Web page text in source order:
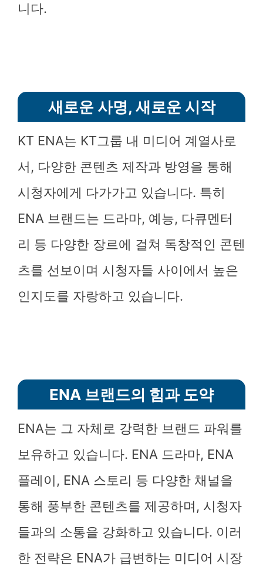
니다.
새로운 사명, 새로운 시작
KT ENA는 KT그룹 내 미디어 계열사로
서, 다양한 콘텐츠 제작과 방영을 통해
시청자에게 다가가고 있습니다. 특히
ENA 브랜드는 드라마, 예능, 다큐멘터
리 등 다양한 장르에 걸쳐 독창적인 콘텐
츠를 선보이며 시청자들 사이에서 높은
인지도를 자랑하고 있습니다.
ENA 브랜드의 힘과 도약
ENA는 그 자체로 강력한 브랜드 파워를
보유하고 있습니다. ENA 드라마, ENA
플레이, ENA 스토리 등 다양한 채널을
통해 풍부한 콘텐츠를 제공하며, 시청자
들과의 소통을 강화하고 있습니다. 이러
한 전략은 ENA가 급변하는 미디어 시장